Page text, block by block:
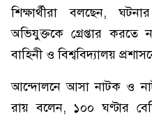
শিক্ষার্থীরা বলছেন,
অভিযুক্তকে গ্রেপ্তার করতে
বাহিনী ও বিশ্ববিদ্যালয়
আন্দোলনে আসা নাটক ও
রায় বলেন, ১০০ ঘণ্টার